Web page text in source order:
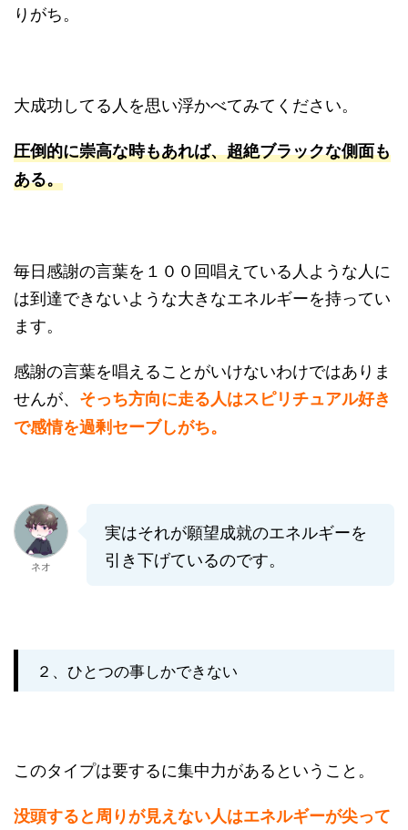
りがち。
大成功してる人を思い浮かべてみてください。
圧倒的に崇高な時もあれば、超絶ブラックな側面も
ある。
毎日感謝の言葉を１００回唱えている人ような人に
は到達できないような大きなエネルギーを持ってい
ます。
感謝の言葉を唱えることがいけないわけではありま
せんが、 そっち方向に走る人はスピリチュアル好き
で感情を過剰セーブしがち。
ネオ
実はそれが願望成就のエネルギーを
引き下げているのです。
２、ひとつの事しかできない
このタイプは要するに集中力があるということ。
没頭すると周りが見えない人はエネルギーが尖って